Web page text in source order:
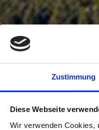
Zustimmung
Diese Webseite
Wir verwenden Cookies,